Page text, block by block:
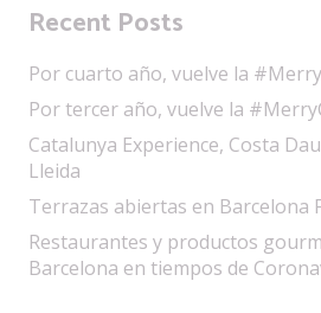
Recent Posts
Por cuarto año, vuelve la
Por tercer año, vuelve la
Catalunya Experience, Costa
Lleida
Terrazas abiertas en Barcelona
Restaurantes y productos
Barcelona en tiempos de